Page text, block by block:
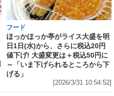
フード
ほっかほっか亭がライス大盛を明
日1日(水)から、さらに税込20円
値下げ! 大盛変更は＋税込50円に
～「いま下げられるところから下
げる」
[2026/3/31 10:54:52]